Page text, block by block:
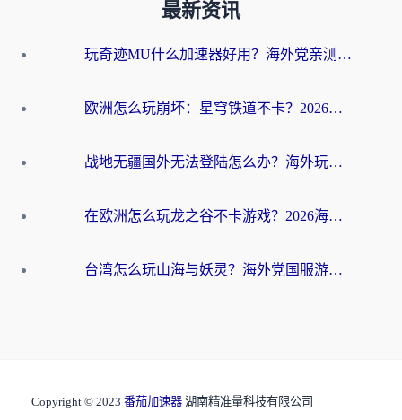
最新资讯
玩奇迹MU什么加速器好用？海外党亲测：这款加速器让你告别延迟卡顿！
欧洲怎么玩崩坏：星穹铁道不卡？2026海外玩家国服游戏加速器终极攻略
战地无疆国外无法登陆怎么办？海外玩家国服畅玩终极指南（附欧服魔兽EVE加速方案）
在欧洲怎么玩龙之谷不卡游戏？2026海外党国服游戏加速全攻略
台湾怎么玩山海与妖灵？海外党国服游戏加速全攻略，告别延迟卡顿
Copyright © 2023 番茄加速器 湖南精准量科技有限公司